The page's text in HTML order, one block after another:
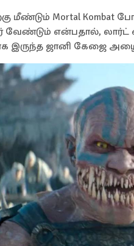
மீண்டும் Mortal Kombat
வேண்டும் என்பதால், லார்ட்
இருந்த ஜானி கேஜை